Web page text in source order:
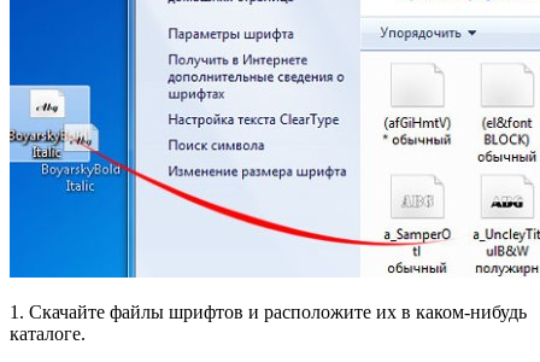
1. Скачайте файлы шрифтов и расположите их в каком-нибудь
каталоге.